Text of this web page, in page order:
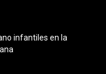
infantiles en la